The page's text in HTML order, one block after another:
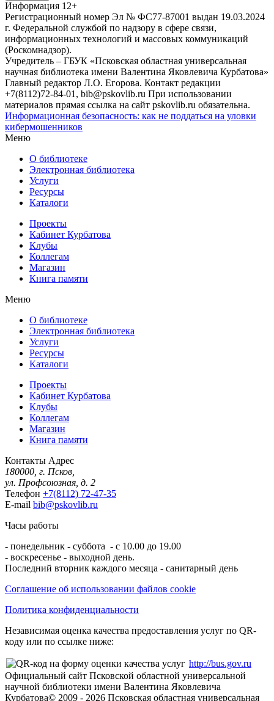
Информация 12+
Регистрационный номер Эл № ФС77-87001 выдан 19.03.2024
г. Федеральной службой по надзору в сфере связи,
информационных технологий и массовых коммуникаций
(Роскомнадзор).
Учредитель – ГБУК «Псковская областная универсальная
научная библиотека имени Валентина Яковлевича Курбатова»
Главный редактор Л.О. Егорова. Контакт редакции
+7(8112)72-84-01, bib@pskovlib.ru При использовании
материалов прямая ссылка на сайт pskovlib.ru обязательна.
Информационная безопасность: как не поддаться на уловки
кибермошенников
Меню
О библиотеке
Электронная библиотека
Услуги
Ресурсы
Каталоги
Проекты
Кабинет Курбатова
Клубы
Коллегам
Магазин
Книга памяти
Меню
О библиотеке
Электронная библиотека
Услуги
Ресурсы
Каталоги
Проекты
Кабинет Курбатова
Клубы
Коллегам
Магазин
Книга памяти
Контакты Адрес
180000, г. Псков,
ул. Профсоюзная, д. 2
Телефон +7(8112) 72-47-35
E-mail bib@pskovlib.ru
Часы работы
- понедельник - суббота - с 10.00 до 19.00
- воскресенье - выходной день.
Последний вторник каждого месяца - санитарный день
Соглашение об использовании файлов cookie
Политика конфиденциальности
Независимая оценка качества предоставления услуг по QR-
коду или по ссылке ниже:
http://bus.gov.ru
Официальный сайт Псковской областной универсальной
научной библиотеки имени Валентина Яковлевича
Курбатова© 2009 - 2026 Псковская областная универсальная